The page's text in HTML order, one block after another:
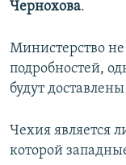
Чернохова.
Министерство
подробностей,
будут
Чехия является
которой